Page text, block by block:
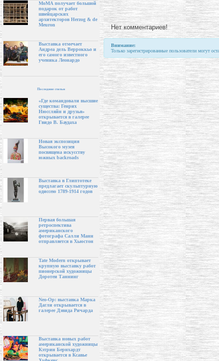
МоМА получает большой
подарок от работ
швейцарских
архитекторов Herzog & de
Meuron
Выставка отмечает
Андреа дель Верроккьо и
его самого известного
ученика Леонардо
Последние статьи
«Где командовали высшие
существа: Генрих
Нюссляйн и друзья»
открывается в галерее
Гвидо В. Баудаха
Новая экспозиция
Высокого музея
посвящена искусству
южных backroads
Выставка в Глиптотеке
предлагает скульптурную
одиссею 1789-1914 годов
Первая большая
ретроспектива
американского
фотографа Салли Манн
отправляется в Хьюстон
Tate Modern открывает
крупную выставку работ
пионерской художницы
Доротеи Таннинг
Neo-Op: выставка Марка
Дагли открывается в
галерее Дэвида Ричарда
Выставка новых работ
американской художницы
Кэтрин Бернхардт
открывается в Ксавье
Нет комментариев!
Внимание:
Только зарегистрированные пользователи могут